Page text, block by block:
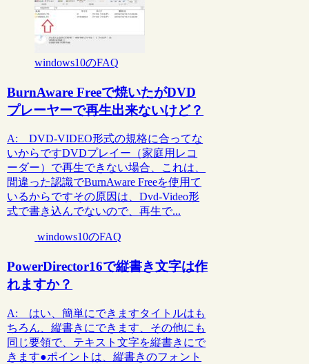
windows10のFAQ
BurnAware Freeで焼いたがDVD
プレーヤーで再生出来ないけど？
A: DVD-VIDEO形式の規格に合ってな
いからですDVDプレイー（家庭用レコ
ーダー）で再生できない場合、これは、
間違った認識でBurnAware Freeを使用て
いるからですその原因は、Dvd-Video形
式で書き込んでないので、再生で...
windows10のFAQ
PowerDirector16で縦書き文字は作
れますか？
A: はい、簡単にできますタイトルはも
ちろん、縦書きにできます、その他にも
同じ要領で、テキスト文字を縦書きにで
きます●ポイントは、縦書きのフォント